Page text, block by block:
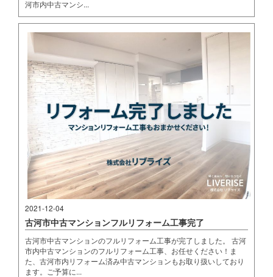
河市内中古マンシ...
2021-12-04
古河市中古マンションフルリフォーム工事完了
古河市中古マンションのフルリフォーム工事が完了しました。 古河
市内中古マンションのフルリフォーム工事、お任せください！ま
た、古河市内リフォーム済み中古マンションもお取り扱いしており
ます。ご予算に...